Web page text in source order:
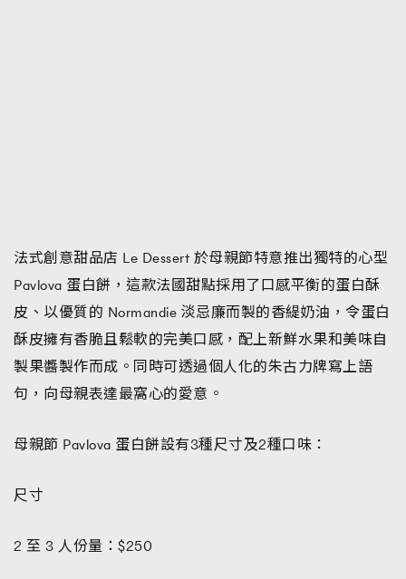
法式創意甜品店 Le Dessert 於母親節特意推出獨特的心型
Pavlova 蛋白餅，這款法國甜點採用了口感平衡的蛋白酥
皮、以優質的 Normandie 淡忌廉而製的香緹奶油，令蛋白
酥皮擁有香脆且鬆軟的完美口感，配上新鮮水果和美味自
製果醬製作而成。同時可透過個人化的朱古力牌寫上語
句，向母親表達最窩心的愛意。
母親節 Pavlova 蛋白餅設有3種尺寸及2種口味：
尺寸
2 至 3 人份量：$250